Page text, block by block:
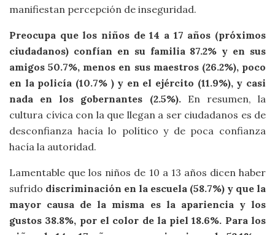
manifiestan percepción de inseguridad.
Preocupa que los niños de 14 a 17 años (próximos
ciudadanos) confían en su familia 87.2% y en sus
amigos 50.7%, menos en sus maestros (26.2%), poco
en la policía (10.7% ) y en el ejército (11.9%), y casi
nada en los gobernantes (2.5%).En resumen, la
cultura cívica con la que llegan a ser ciudadanos es de
desconfianza hacía lo político y de poca confianza
hacía la autoridad.
Lamentable que los niños de 10 a 13 años dicen haber
sufrido discriminación en la escuela (58.7%) y que la
mayor causa de la misma es la apariencia y los
gustos 38.8%, por el color de la piel 18.6%. Para los